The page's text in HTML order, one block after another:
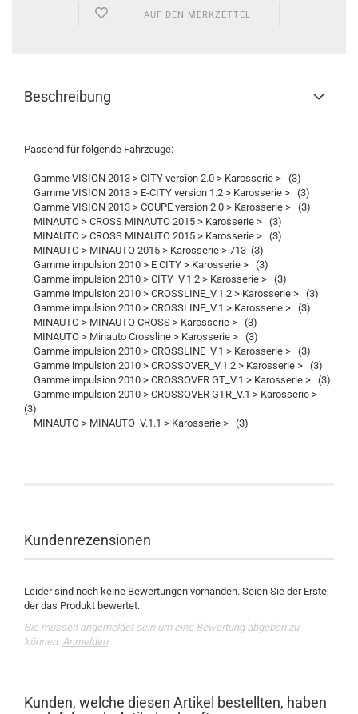
AUF DEN MERKZETTEL
Beschreibung
Passend für folgende Fahrzeuge:
Gamme VISION 2013 > CITY version 2.0 > Karosserie > (3)
Gamme VISION 2013 > E-CITY version 1.2 > Karosserie > (3)
Gamme VISION 2013 > COUPE version 2.0 > Karosserie > (3)
MINAUTO > CROSS MINAUTO 2015 > Karosserie > (3)
MINAUTO > CROSS MINAUTO 2015 > Karosserie > (3)
MINAUTO > MINAUTO 2015 > Karosserie > 713 (3)
Gamme impulsion 2010 > E CITY > Karosserie > (3)
Gamme impulsion 2010 > CITY_V.1.2 > Karosserie > (3)
Gamme impulsion 2010 > CROSSLINE_V.1.2 > Karosserie > (3)
Gamme impulsion 2010 > CROSSLINE_V.1 > Karosserie > (3)
MINAUTO > MINAUTO CROSS > Karosserie > (3)
MINAUTO > Minauto Crossline > Karosserie > (3)
Gamme impulsion 2010 > CROSSLINE_V.1 > Karosserie > (3)
Gamme impulsion 2010 > CROSSOVER_V.1.2 > Karosserie > (3)
Gamme impulsion 2010 > CROSSOVER GT_V.1 > Karosserie > (3)
Gamme impulsion 2010 > CROSSOVER GTR_V.1 > Karosserie >
(3)
MINAUTO > MINAUTO_V.1.1 > Karosserie > (3)
Kundenrezensionen
Leider sind noch keine Bewertungen vorhanden. Seien Sie der Erste,
der das Produkt bewertet.
Sie müssen angemeldet sein um eine Bewertung abgeben zu
können. Anmelden
Kunden, welche diesen Artikel bestellten, haben